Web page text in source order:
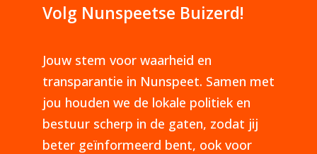
Volg Nunspeetse Buizerd!
Jouw stem voor waarheid en
transparantie in Nunspeet. Samen met
jou houden we de lokale politiek en
bestuur scherp in de gaten, zodat jij
beter geïnformeerd bent, ook voor